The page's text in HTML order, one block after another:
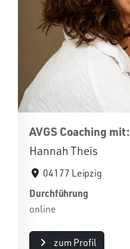
AVGS Coaching mit:
Hannah Theis
04177 Leipzig
Durchführung
online
zum Profil